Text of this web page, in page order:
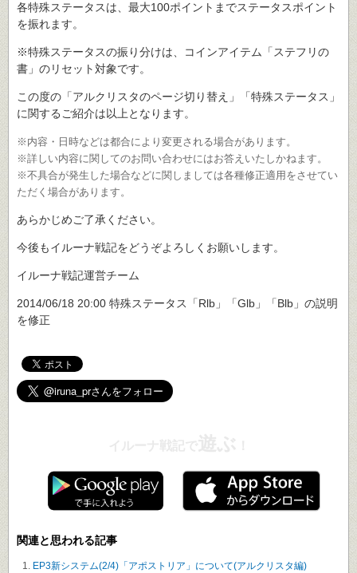
各特殊ステータスは、最大100ポイントまでステータスポイント
を振れます。
※特殊ステータスの振り分けは、コインアイテム「ステフリの
書」のリセット対象です。
この度の「アルクリスタのページ切り替え」「特殊ステータス」
に関するご紹介は以上となります。
※内容・日時などは都合により変更される場合があります。
※詳しい内容に関してのお問い合わせにはお答えいたしかねます。
※不具合が発生した場合などに関しましては各種修正適用をさせてい
ただく場合があります。
あらかじめご了承ください。
今後もイルーナ戦記をどうぞよろしくお願いします。
イルーナ戦記運営チーム
2014/06/18 20:00 特殊ステータス「Rlb」「Glb」「Blb」の説明
を修正
関連と思われる記事
EP3新システム(2/4)「アポストリア」について(アルクリスタ編)